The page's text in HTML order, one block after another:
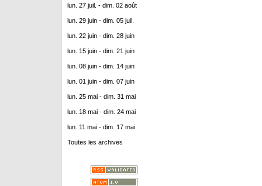
lun. 27 juil. - dim. 02 août
lun. 29 juin - dim. 05 juil.
lun. 22 juin - dim. 28 juin
lun. 15 juin - dim. 21 juin
lun. 08 juin - dim. 14 juin
lun. 01 juin - dim. 07 juin
lun. 25 mai - dim. 31 mai
lun. 18 mai - dim. 24 mai
lun. 11 mai - dim. 17 mai
Toutes les archives